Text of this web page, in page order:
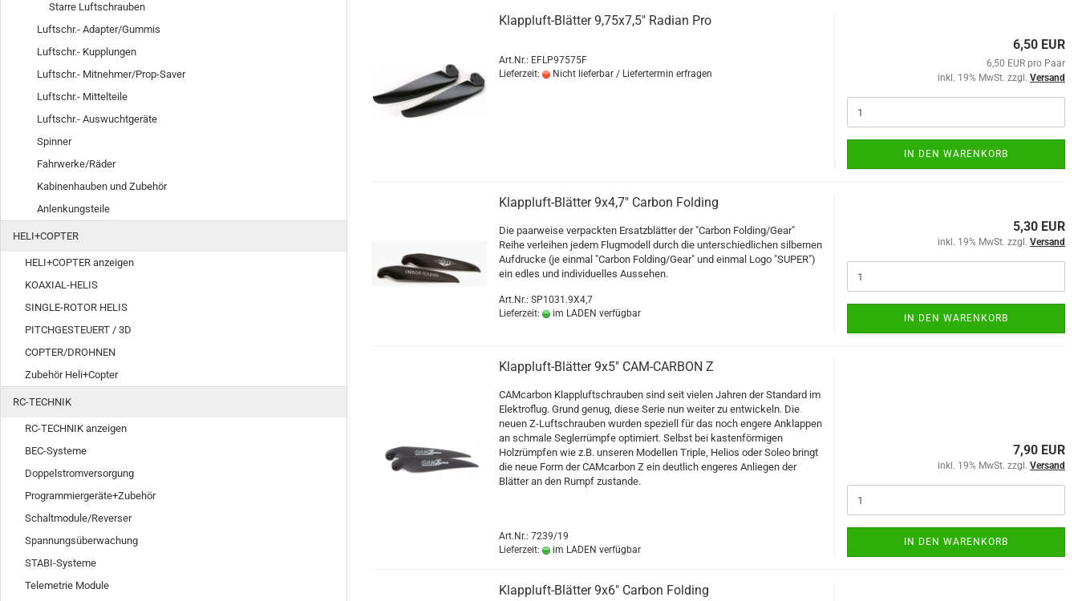
Klappluft-Blätter 9,75x7,5" Radian Pro
Art.Nr.: EFLP97575F
Lieferzeit:
Nicht lieferbar / Liefertermin erfragen
6,50 EUR
6,50 EUR pro Paar
inkl. 19% MwSt. zzgl. Versand
IN DEN WARENKORB
Klappluft-Blätter 9x4,7" Carbon Folding
Die paarweise verpackten Ersatzblätter der "Carbon Folding/Gear"
Reihe verleihen jedem Flugmodell durch die unterschiedlichen silbernen
Aufdrucke (je einmal "Carbon Folding/Gear" und einmal Logo "SUPER")
ein edles und individuelles Aussehen.
Art.Nr.: SP1031.9X4,7
Lieferzeit:
im LADEN verfügbar
5,30 EUR
inkl. 19% MwSt. zzgl. Versand
IN DEN WARENKORB
Klappluft-Blätter 9x5" CAM-CARBON Z
CAMcarbon Klappluftschrauben sind seit vielen Jahren der Standard im
Elektroflug. Grund genug, diese Serie nun weiter zu entwickeln. Die
neuen Z-Luftschrauben wurden speziell für das noch engere Anklappen
an schmale Seglerrümpfe optimiert. Selbst bei kastenförmigen
Holzrümpfen wie z.B. unseren Modellen Triple, Helios oder Soleo bringt
die neue Form der CAMcarbon Z ein deutlich engeres Anliegen der
Blätter an den Rumpf zustande.
Art.Nr.: 7239/19
Lieferzeit:
im LADEN verfügbar
7,90 EUR
inkl. 19% MwSt. zzgl. Versand
IN DEN WARENKORB
Klappluft-Blätter 9x6" Carbon Folding
Starre Luftschrauben
Luftschr.- Adapter/Gummis
Luftschr.- Kupplungen
Luftschr.- Mitnehmer/Prop-Saver
Luftschr.- Mittelteile
Luftschr.- Auswuchtgeräte
Spinner
Fahrwerke/Räder
Kabinenhauben und Zubehör
Anlenkungsteile
HELI+COPTER
HELI+COPTER anzeigen
KOAXIAL-HELIS
SINGLE-ROTOR HELIS
PITCHGESTEUERT / 3D
COPTER/DROHNEN
Zubehör Heli+Copter
RC-TECHNIK
RC-TECHNIK anzeigen
BEC-Systeme
Doppelstromversorgung
Programmiergeräte+Zubehör
Schaltmodule/Reverser
Spannungsüberwachung
STABI-Systeme
Telemetrie Module